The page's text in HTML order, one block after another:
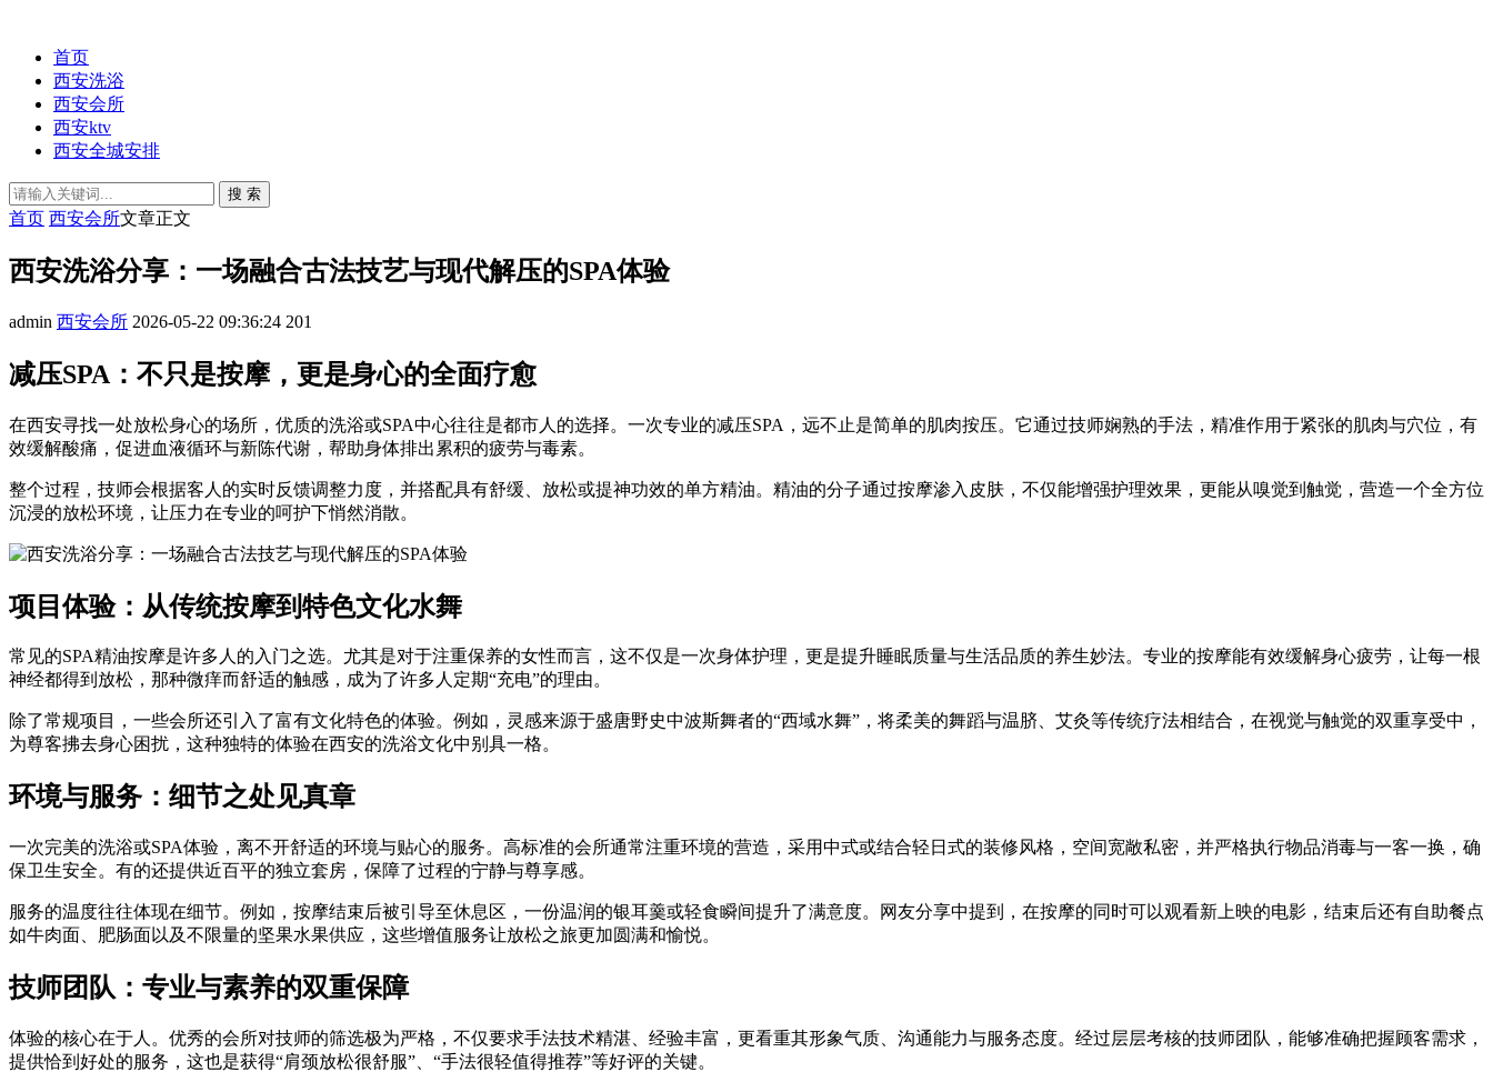
首页
西安洗浴
西安会所
西安ktv
西安全城安排
搜 索
首页 西安会所文章正文
西安洗浴分享：一场融合古法技艺与现代解压的SPA体验
admin 西安会所 2026-05-22 09:36:24 201
减压SPA：不只是按摩，更是身心的全面疗愈
在西安寻找一处放松身心的场所，优质的洗浴或SPA中心往往是都市人的选择。一次专业的减压SPA，远不止是简单的肌肉按压。它通过技师娴熟的手法，精准作用于紧张的肌肉与穴位，有
效缓解酸痛，促进血液循环与新陈代谢，帮助身体排出累积的疲劳与毒素。
整个过程，技师会根据客人的实时反馈调整力度，并搭配具有舒缓、放松或提神功效的单方精油。精油的分子通过按摩渗入皮肤，不仅能增强护理效果，更能从嗅觉到触觉，营造一个全方位
沉浸的放松环境，让压力在专业的呵护下悄然消散。
项目体验：从传统按摩到特色文化水舞
常见的SPA精油按摩是许多人的入门之选。尤其是对于注重保养的女性而言，这不仅是一次身体护理，更是提升睡眠质量与生活品质的养生妙法。专业的按摩能有效缓解身心疲劳，让每一根
神经都得到放松，那种微痒而舒适的触感，成为了许多人定期“充电”的理由。
除了常规项目，一些会所还引入了富有文化特色的体验。例如，灵感来源于盛唐野史中波斯舞者的“西域水舞”，将柔美的舞蹈与温脐、艾灸等传统疗法相结合，在视觉与触觉的双重享受中，
为尊客拂去身心困扰，这种独特的体验在西安的洗浴文化中别具一格。
环境与服务：细节之处见真章
一次完美的洗浴或SPA体验，离不开舒适的环境与贴心的服务。高标准的会所通常注重环境的营造，采用中式或结合轻日式的装修风格，空间宽敞私密，并严格执行物品消毒与一客一换，确
保卫生安全。有的还提供近百平的独立套房，保障了过程的宁静与尊享感。
服务的温度往往体现在细节。例如，按摩结束后被引导至休息区，一份温润的银耳羹或轻食瞬间提升了满意度。网友分享中提到，在按摩的同时可以观看新上映的电影，结束后还有自助餐点
如牛肉面、肥肠面以及不限量的坚果水果供应，这些增值服务让放松之旅更加圆满和愉悦。
技师团队：专业与素养的双重保障
体验的核心在于人。优秀的会所对技师的筛选极为严格，不仅要求手法技术精湛、经验丰富，更看重其形象气质、沟通能力与服务态度。经过层层考核的技师团队，能够准确把握顾客需求，
提供恰到好处的服务，这也是获得“肩颈放松很舒服”、“手法很轻值得推荐”等好评的关键。